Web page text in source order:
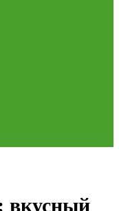
вкусный